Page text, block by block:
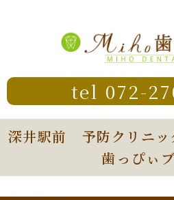
tel 072-
深井駅前 予防クリニ
歯っぴぃ